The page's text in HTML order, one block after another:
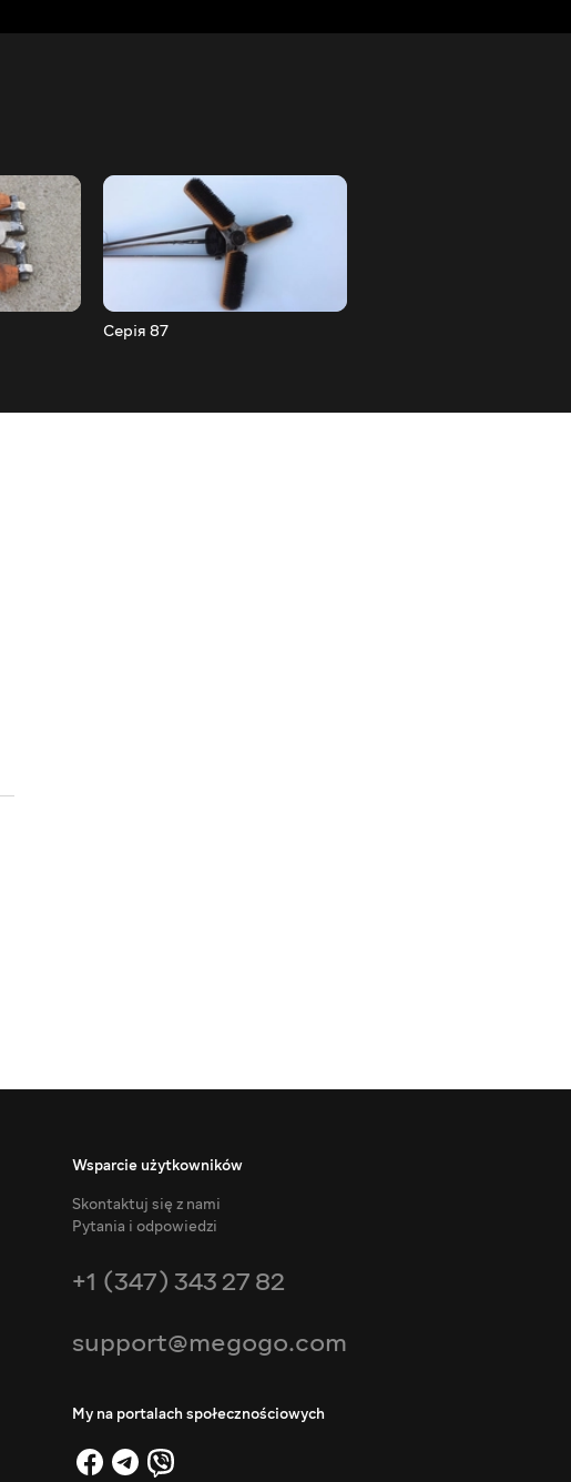
Серія 87
Wsparcie użytkowników
Skontaktuj się z nami
Pytania i odpowiedzi
+1 (347) 343 27 82
support@megogo.com
My na portalach społecznościowych